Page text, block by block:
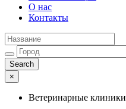
О нас
Контакты
×
Ветеринарные клиники